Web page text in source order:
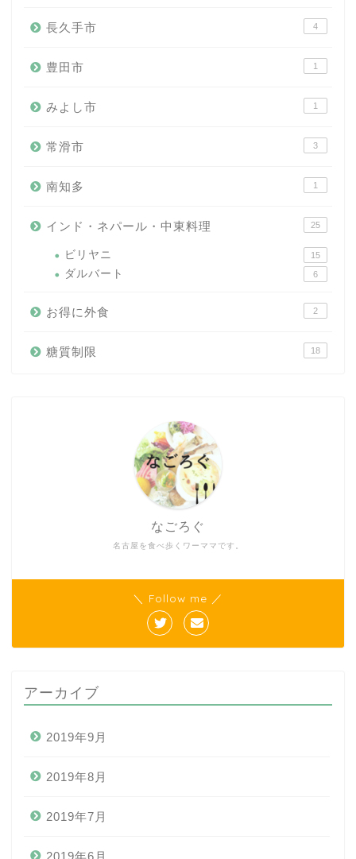
長久手市 4
豊田市 1
みよし市 1
常滑市 3
南知多 1
インド・ネパール・中東料理 25
ビリヤニ 15
ダルバート 6
お得に外食 2
糖質制限 18
名古屋を食べ歩くワーママです。
なごろぐ
＼ Follow me ／
アーカイブ
2019年9月
2019年8月
2019年7月
2019年6月